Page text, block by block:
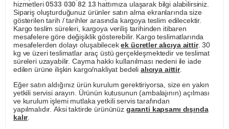
hizmetleri0533 030 82 13hattımıza ulaşarak bilgi alabilirsiniz.
Sipariş oluşturduğunuz ürünler satın alma ekranlarında size
gösterilen tarih / tarihler arasında kargoya teslim edilecektir.
Kargo teslim süreleri, kargoya veriliş tarihinden itibaren
mesafelere göre değişiklik gösterebilir. Kargo teslimatlarında
mesafelerden dolayı oluşabilecekek ücretler alıcıya aittir. 30
kg ve üzeri teslimatlar araç üstü gerçekleşmektedir ve teslimat
süreleri uzayabilir. Cayma hakkı kullanılması nedeni ile iade
edilen ürüne ilişkin kargo/nakliyat bedeli alıcıya aittir.
Eğer satın aldığınız ürün kurulum gerektiriyorsa, size en yakın
yetkili servisi arayın. Ürünün kutusunun (ambalajının) açılması
ve kurulum işlemi mutlaka yetkili servis tarafından
yapılmalıdır. Aksi taktirde ürününüz garanti kapsamı dışında
kalır.